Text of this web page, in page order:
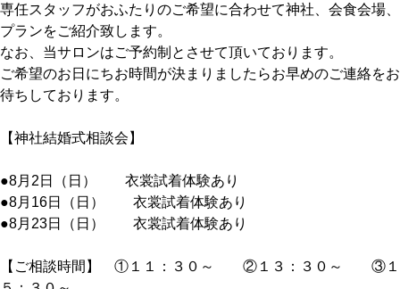
専任スタッフがおふたりのご希望に合わせて神社、会食会場、
プランをご紹介致します。
なお、当サロンはご予約制とさせて頂いております。
ご希望のお日にちお時間が決まりましたらお早めのご連絡をお
待ちしております。
【神社結婚式相談会】
●8月2日（日） 衣裳試着体験あり
●8月16日（日） 衣裳試着体験あり
●8月23日（日） 衣裳試着体験あり
【ご相談時間】 ①１１：３０～ ②１３：３０～ ③１